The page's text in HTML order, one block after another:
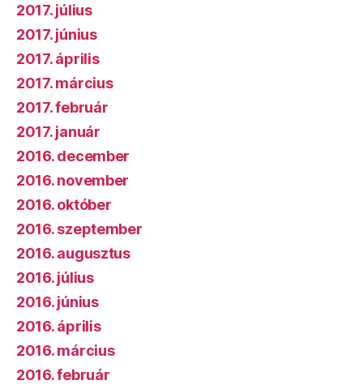
2017. július
2017. június
2017. április
2017. március
2017. február
2017. január
2016. december
2016. november
2016. október
2016. szeptember
2016. augusztus
2016. július
2016. június
2016. április
2016. március
2016. február